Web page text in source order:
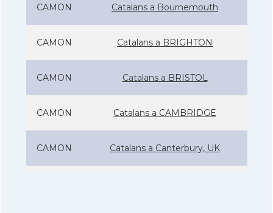
CAMON Catalans a Bournemouth
CAMON Catalans a BRIGHTON
CAMON Catalans a BRISTOL
CAMON Catalans a CAMBRIDGE
CAMON Catalans a Canterbury, UK